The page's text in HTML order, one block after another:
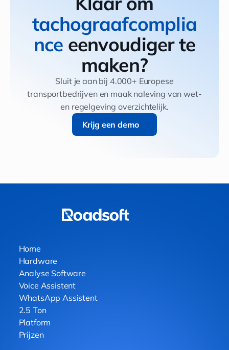
tachograafcomplia
nce eenvoudiger te
maken?
Sluit je aan bij 4.000+ Europese
transportbedrijven en maak naleving van wet-
en regelgeving overzichtelijk.
Krijg een demo
Krijg een demo
Home
Hardware
Analyse Software
Voice Assistent
WhatsApp Assistent
2.5 Ton
Platform
Prijzen